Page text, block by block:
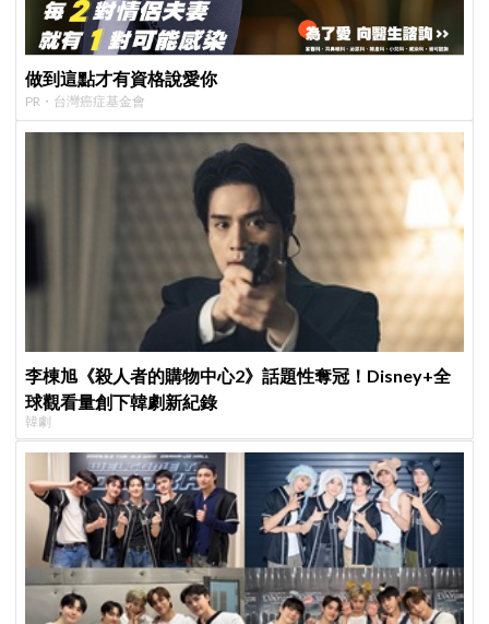
做到這點才有資格說愛你
PR・台灣癌症基金會
李棟旭《殺人者的購物中心2》話題性奪冠！Disney+全
球觀看量創下韓劇新紀錄
韓劇